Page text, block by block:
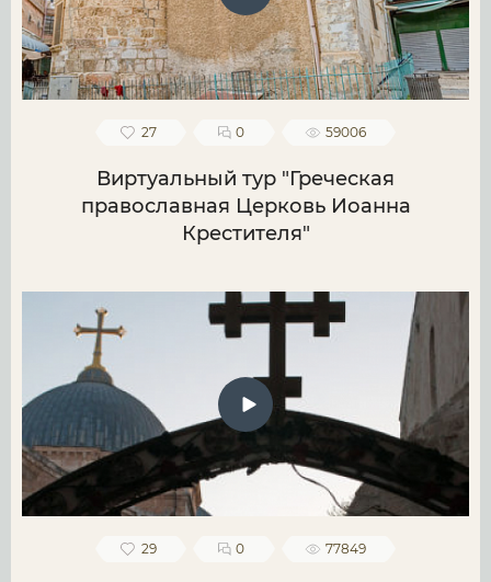
27 0 59006
Виртуальный тур "Греческая
православная Церковь Иоанна
Крестителя"
29 0 77849